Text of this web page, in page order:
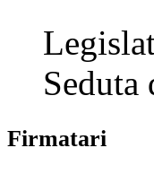
Seduta
Firmatari